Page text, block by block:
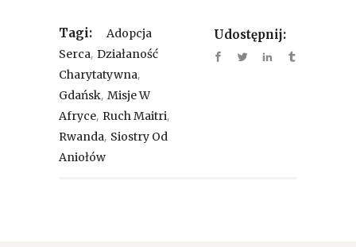
Tagi:
Adopcja
Serca, Działaność
Charytatywna,
Gdańsk, Misje W
Afryce, Ruch Maitri,
Rwanda, Siostry Od
Aniołów
Udostępnij: